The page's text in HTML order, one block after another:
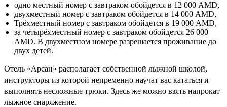
одно местный номер с завтраком обойдется в 12 000 AMD,
двухместный номер с завтраком обойдется в 14 000 AMD,
Трёхместный номер с завтраком обойдется в 19 000 AMD,
за четырёхместный номер с завтраком обойдется 26 000
AMD. В двухместном номере разрешается проживание до
двух детей.
Отель «Арсан» располагает собственной лыжной школой,
инструкторы из которой непременно научат вас кататься и
выполнять несложные трюки. Здесь же можно взять напрокат
лыжное снаряжение.